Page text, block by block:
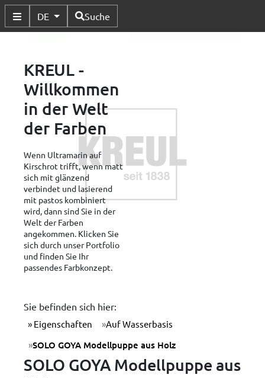
Untermenü Umschalten
DE Verfügbare Sprachen
Suche
KREUL -
Willkommen
in der Welt
der Farben
Wenn Ultramarin auf
Kirschrot trifft, wenn matt
sich mit glänzend
verbindet und lasierend
mit pastos kombiniert
wird, dann sind Sie in der
Welt der Farben
angekommen. Klicken Sie
sich durch unser Portfolio
und finden Sie Ihr
passendes Farbkonzept.
Sie befinden sich hier:
Eigenschaften Auf Wasserbasis
SOLO GOYA Modellpuppe aus Holz
SOLO GOYA Modellpuppe aus